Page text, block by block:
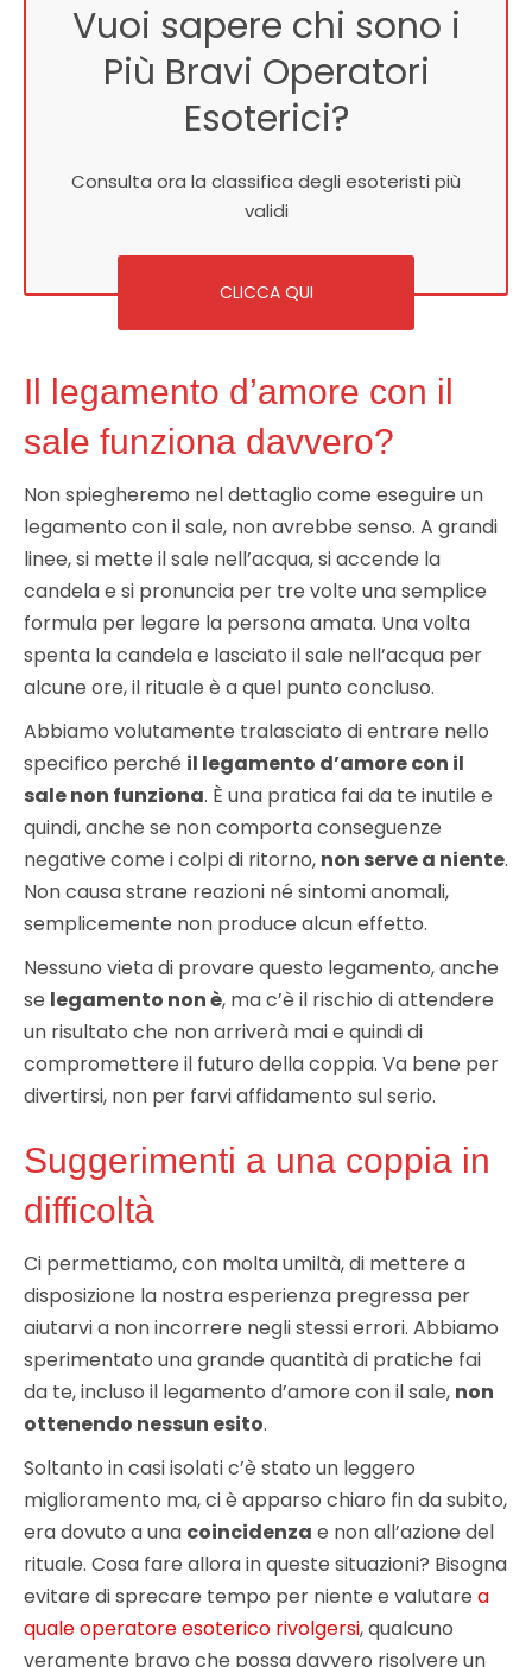
Vuoi sapere chi sono i
Più Bravi Operatori
Esoterici?
Consulta ora la classifica degli esoteristi più
validi
CLICCA QUI
Il legamento d’amore con il
sale funziona davvero?
Non spiegheremo nel dettaglio come eseguire un
legamento con il sale, non avrebbe senso. A grandi
linee, si mette il sale nell’acqua, si accende la
candela e si pronuncia per tre volte una semplice
formula per legare la persona amata. Una volta
spenta la candela e lasciato il sale nell’acqua per
alcune ore, il rituale è a quel punto concluso.
Abbiamo volutamente tralasciato di entrare nello
specifico perché il legamento d’amore con il
sale non funziona. È una pratica fai da te inutile e
quindi, anche se non comporta conseguenze
negative come i colpi di ritorno, non serve a niente.
Non causa strane reazioni né sintomi anomali,
semplicemente non produce alcun effetto.
Nessuno vieta di provare questo legamento, anche
se legamento non è, ma c’è il rischio di attendere
un risultato che non arriverà mai e quindi di
compromettere il futuro della coppia. Va bene per
divertirsi, non per farvi affidamento sul serio.
Suggerimenti a una coppia in
difficoltà
Ci permettiamo, con molta umiltà, di mettere a
disposizione la nostra esperienza pregressa per
aiutarvi a non incorrere negli stessi errori. Abbiamo
sperimentato una grande quantità di pratiche fai
da te, incluso il legamento d’amore con il sale, non
ottenendo nessun esito.
Soltanto in casi isolati c’è stato un leggero
miglioramento ma, ci è apparso chiaro fin da subito,
era dovuto a una coincidenza e non all’azione del
rituale. Cosa fare allora in queste situazioni? Bisogna
evitare di sprecare tempo per niente e valutare a
quale operatore esoterico rivolgersi, qualcuno
veramente bravo che possa davvero risolvere un